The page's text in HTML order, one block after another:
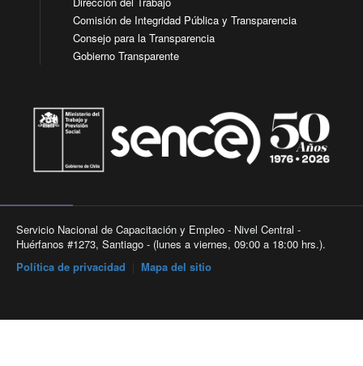
Comisión de Integridad Pública y Transparencia
Consejo para la Transparencia
Gobierno Transparente
Servicio Nacional de Capacitación y Empleo - Nivel Central -
Huérfanos #1273, Santiago - (lunes a viernes, 09:00 a 18:00 hrs.).
Política de privacidad
Mapa del sitio